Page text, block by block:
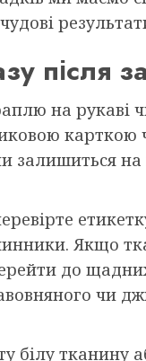
після
на рукаві
карткою
на
Якщо
до
чи
білу тканину